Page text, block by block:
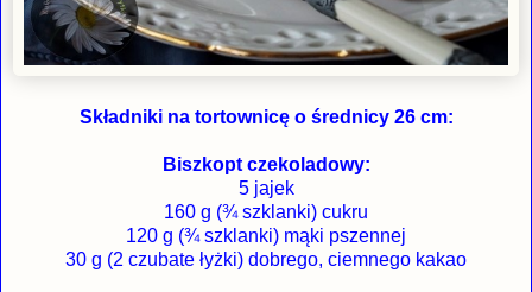
Składniki na tortownicę o średnicy 26 cm:
Biszkopt czekoladowy:
5 jajek
160 g (¾ szklanki) cukru
120 g (¾ szklanki) mąki pszennej
30 g (2 czubate łyżki) dobrego, ciemnego kakao